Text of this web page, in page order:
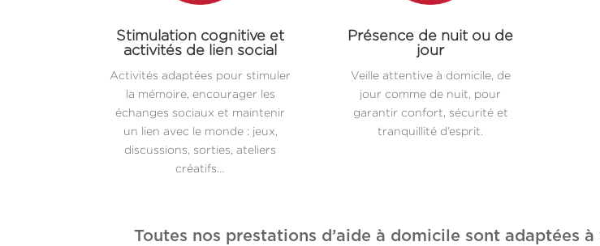
Stimulation cognitive et
activités de lien social
Activités adaptées pour stimuler
la mémoire, encourager les
échanges sociaux et maintenir
un lien avec le monde : jeux,
discussions, sorties, ateliers
créatifs…
Présence de nuit ou de
jour
Veille attentive à domicile, de
jour comme de nuit, pour
garantir confort, sécurité et
tranquillité d’esprit.
Toutes nos prestations d’aide à domicile sont adaptées